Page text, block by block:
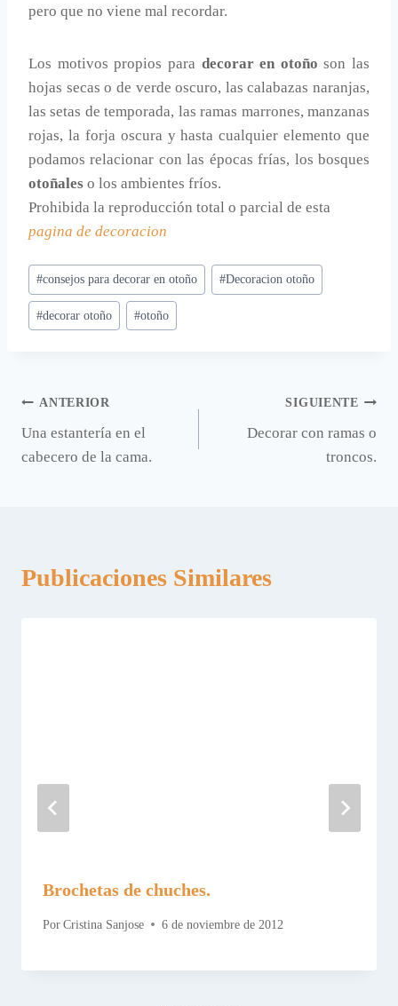
pero que no viene mal recordar.
Los motivos propios para decorar en otoño son las
hojas secas o de verde oscuro, las calabazas naranjas,
las setas de temporada, las ramas marrones, manzanas
rojas, la forja oscura y hasta cualquier elemento que
podamos relacionar con las épocas frías, los bosques
otoñales o los ambientes fríos.
Prohibida la reproducción total o parcial de esta
pagina de decoracion
Etiquetas
de
la
#consejos para decorar en otoño #Decoracion otoño
#decorar otoño #otoño
Navegación
de
ANTERIOR
Una estantería en el
cabecero de la cama.
SIGUIENTE
Decorar con ramas o
troncos.
Publicaciones Similares
Brochetas de chuches.
Por Cristina Sanjose 6 de noviembre de 2012